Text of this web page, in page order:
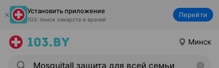
Установить приложение
103: поиск лекарств и врачей
Перейти
Минск